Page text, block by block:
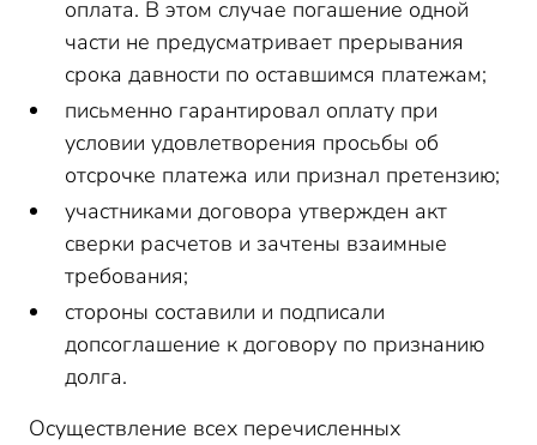
оплата. В этом случае погашение одной
части не предусматривает прерывания
срока давности по оставшимся платежам;
письменно гарантировал оплату при
условии удовлетворения просьбы об
отсрочке платежа или признал претензию;
участниками договора утвержден акт
сверки расчетов и зачтены взаимные
требования;
стороны составили и подписали
допсоглашение к договору по признанию
долга.
Осуществление всех перечисленных